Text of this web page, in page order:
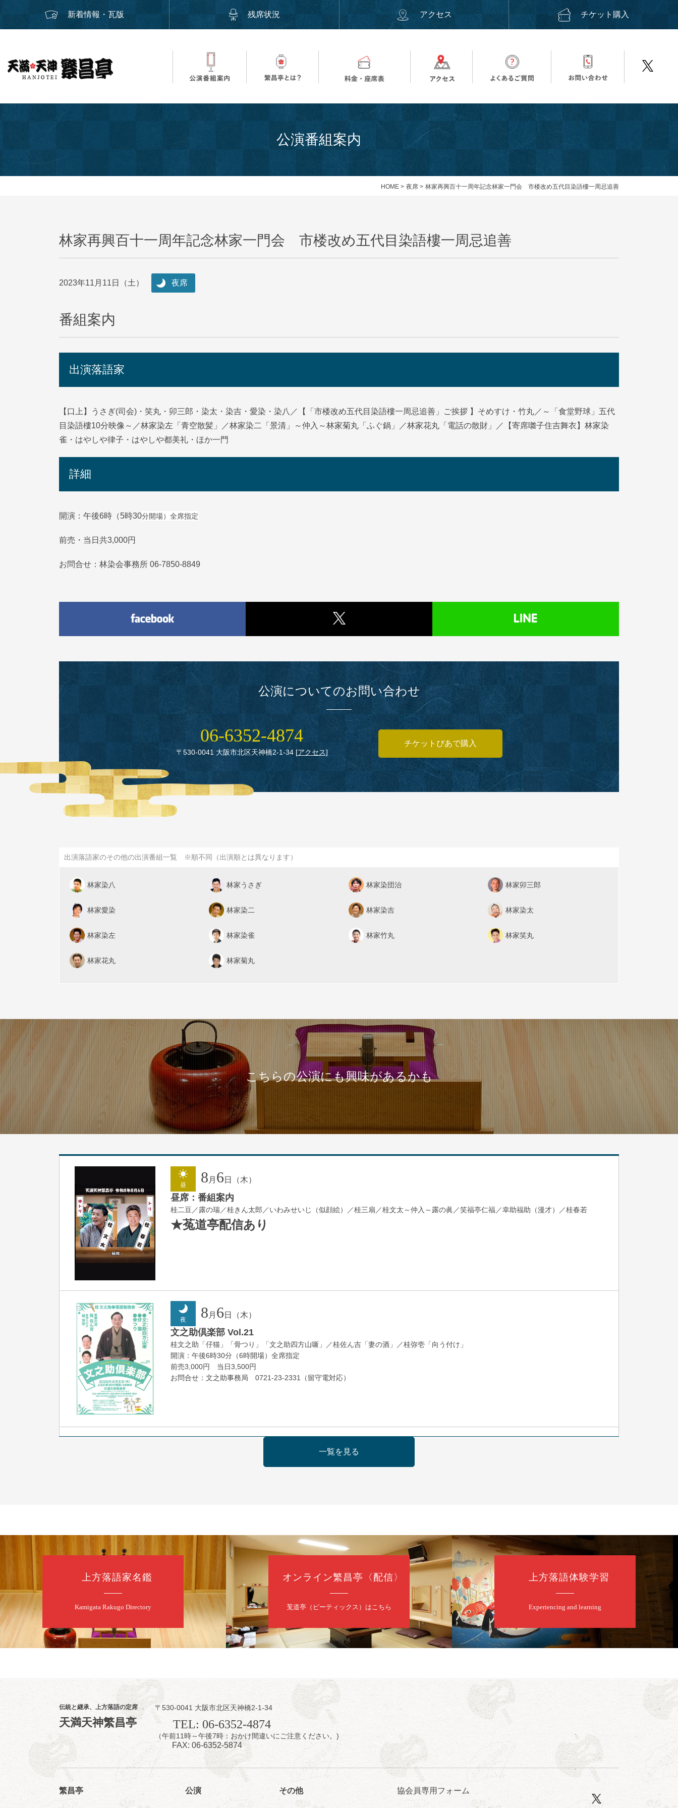
新着情報・瓦版 残席状況 アクセス チケット購入
公演番組案内
HOME > 夜席 > 林家再興百十一周年記念林家一門会 市楼改め五代目染語樓一周忌追善
林家再興百十一周年記念林家一門会 市楼改め五代目染語樓一周忌追善
2023年11月11日（土） 夜席
番組案内
出演落語家
【口上】うさぎ(司会)・笑丸・卯三郎・染太・染吉・愛染・染八／【「市楼改め五代目染語樓一周忌追善」ご挨拶 】そめすけ・竹丸／～「食堂野球」五代
目染語樓10分映像～／林家染左「青空散髪」／林家染二「景清」～仲入～林家菊丸「ふぐ鍋」／林家花丸「電話の散財」／【寄席囃子住吉舞衣】林家染
雀・はやしや律子・はやしや都美礼・ほか一門
詳細
開演：午後6時（5時30分開場）全席指定
前売・当日共3,000円
お問合せ：林染会事務所 06-7850-8849
公演についてのお問い合わせ
06‑6352‑4874
〒530‑0041 大阪市北区天神橋2‑1‑34[アクセス]
チケットぴあで購入
出演落語家のその他の出演番組一覧 ※順不同（出演順とは異なります）
林家染八 林家うさぎ 林家染団治 林家卯三郎
林家愛染 林家染二 林家染吉 林家染太
林家染左 林家染雀 林家竹丸 林家笑丸
林家花丸 林家菊丸
こちらの公演にも興味があるかも
昼 8月 6 日（木）
昼席：番組案内
桂二豆／露の瑞／桂きん太郎／いわみせいじ（似顔絵）／桂三扇／桂文太～仲入～露の眞／笑福亭仁福／幸助福助（漫才）／桂春若
★菟道亭配信あり
夜 8 月 6 日（木）
文之助倶楽部 Vol.21
桂文之助「仔猫」「骨つり」「文之助四方山噺」／桂佐ん吉「妻の酒」／桂弥壱「向う付け」
開演：午後6時30分（6時開場）全席指定
前売3,000円 当日3,500円
お問合せ：文之助事務局 0721-23-2331（留守電対応）
落語と日本舞踊の会 あわよか連 vol 1
昼 7 日（金）
昼席：番組案内
桂二豆／露の瑞／桂きん太郎／いわみせいじ（似顔絵）／笑福亭笑利／桂文太～仲入～露の眞／笑福亭仁福／幸助福助（漫才）／桂春若
★菟道亭 配信あり
夜 8月 7日（金）
噺家が落語と芝居をしてみる会
桂米之助／桂団治郎／桂弥太郎／桂米舞／是常祐美
開演：午後6時30分（6時開場）全席指定
前売3,500円 当日4,000円
お問合せ：米朝事務所 06-6365-8281（平日10時～18時）
★菟道亭配信あり 配信の購入はこちらをクリック
一覧を見る
上方落語家名鑑
Kamigata Rakugo Directory
オンライン繁昌亭〈配信〉
莵道亭（ピーティックス）はこちら
上方落語体験学習
Experiencing and learning
伝統と継承、上方落語の定席
天満天神繁昌亭
〒530-0041 大阪市北区天神橋2-1-34
TEL: 06-6352-4874
（午前11時～午後7時：おかけ間違いにご注意ください。)
FAX: 06-6352-5874
繁昌亭 公演 その他 協会員専用フォーム